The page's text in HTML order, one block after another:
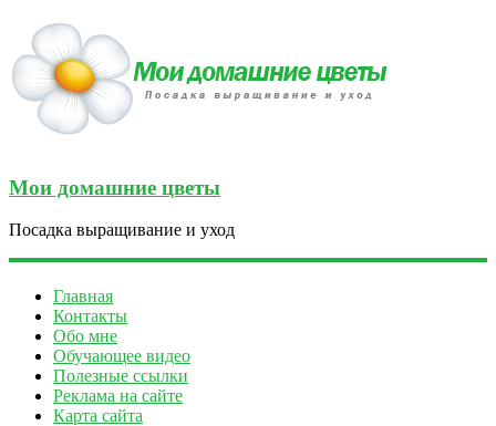
Мои домашние цветы
Посадка выращивание и уход
Главная
Контакты
Обо мне
Обучающее видео
Полезные ссылки
Реклама на сайте
Карта сайта